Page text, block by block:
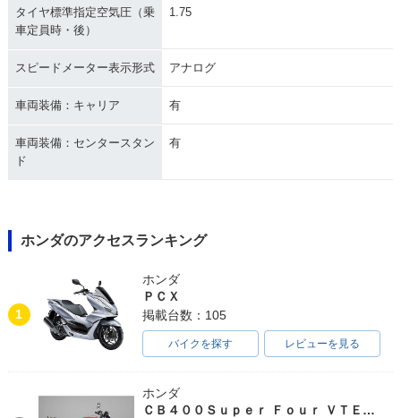
タイヤ標準指定空気圧（乗
車定員時・後）
1.75
スピードメーター表示形式 アナログ
車両装備：キャリア 有
車両装備：センタースタン
ド
有
ホンダのアクセスランキング
1
ホンダ
ＰＣＸ
掲載台数：105
バイクを探す レビューを見る
ホンダ
ＣＢ４００Ｓｕｐｅｒ Ｆｏｕｒ ＶＴＥＣ ＳＰＥＣ３